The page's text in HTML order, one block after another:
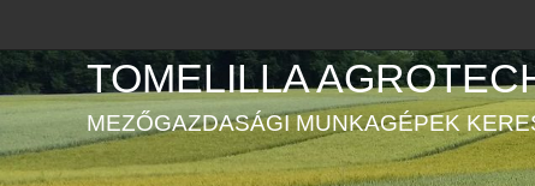
TOMELILLA
MEZŐGAZDASÁGI MUNKAGÉPEK